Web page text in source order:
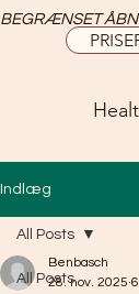
BEGRÆNSET
Indlæg
All Posts
All Posts
Benbasch
28. nov. 2025